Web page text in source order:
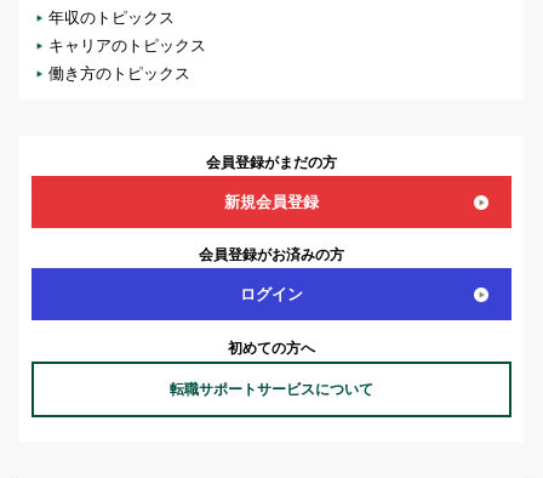
年収のトピックス
キャリアのトピックス
働き方のトピックス
会員登録がまだの方
新規会員登録
会員登録がお済みの方
ログイン
初めての方へ
転職サポートサービスについて